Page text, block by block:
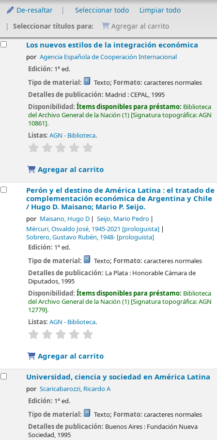
De-resaltar Seleccionar todo
Limpiar todo
Seleccionar títulos para:
Agregar al carrito
Los nuevos estilos de la integración económica
por Agencia Española de Cooperación Internacional
Edición: 1ª ed.
Tipo de material:
Texto; Formato: caracteres normales
Detalles de publicación: Madrid :CEPAL, 1995
Disponibilidad:Ítems disponibles para préstamo: Biblioteca
del Archivo General de la Nación (1) Signatura topográfica:AGN
10861 .
Listas: AGN - Biblioteca.
valoración
Agregar al carrito
Perón y el destino de América Latina : el tratado de
complementación económica de Argentina y Chile
/ Hugo D. Maisano; Mario P. Seijo.
por Maisano, Hugo D
Seijo, Mario Pedro
Mércuri, Osvaldo José, 1945-2021 [prologuista]
Sobrero, Gustavo Rubén, 1948- [prologuista]
Edición: 1ª ed.
Tipo de material:
Texto; Formato: caracteres normales
Detalles de publicación: La Plata : Honorable Cámara de
Diputados, 1995
Disponibilidad:Ítems disponibles para préstamo: Biblioteca
del Archivo General de la Nación (1) Signatura topográfica:AGN
12779 .
Listas: AGN - Biblioteca.
valoración
Agregar al carrito
Universidad, ciencia y sociedad en América Latina
por Scaricabarozzi, Ricardo A
Edición: 1ª ed.
Tipo de material:
Texto; Formato: caracteres normales
Detalles de publicación: Buenos Aires : Fundación Nueva
Sociedad, 1995